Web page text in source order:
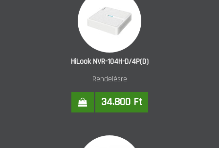
HiLook NVR-104H-D/4P(D)
Rendelésre
34.800 Ft